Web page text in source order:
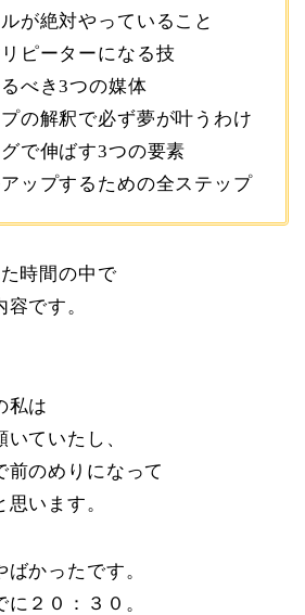
が絶対やっていること
ピーターになる技
べき3つの媒体
の解釈で必ず夢が叶うわけ
で伸ばす3つの要素
ップするための全ステップ
時間の中で
です。
私は
ていたし、
前のめりになって
います。
かったです。
２０：３０。